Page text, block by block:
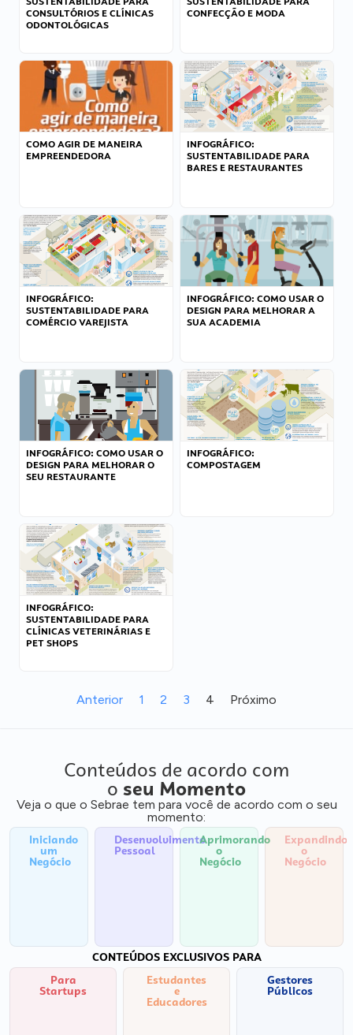
CONSULTÓRIOS E CLÍNICAS
ODONTOLÓGICAS
CONFECÇÃO E MODA
COMO AGIR DE MANEIRA
EMPREENDEDORA
INFOGRÁFICO:
SUSTENTABILIDADE PARA
BARES E RESTAURANTES
INFOGRÁFICO:
SUSTENTABILIDADE PARA
COMÉRCIO VAREJISTA
INFOGRÁFICO: COMO USAR O
DESIGN PARA MELHORAR A
SUA ACADEMIA
INFOGRÁFICO: COMO USAR O
DESIGN PARA MELHORAR O
SEU RESTAURANTE
INFOGRÁFICO:
COMPOSTAGEM
INFOGRÁFICO:
SUSTENTABILIDADE PARA
CLÍNICAS VETERINÁRIAS E
PET SHOPS
Anterior 1 2 3 4 Próximo
Conteúdos de acordo com
o seu Momento
Veja o que o Sebrae tem para você de acordo com o seu
momento:
Iniciando
um
Negócio
Desenvolvimento
Pessoal
Aprimorando
o
Negócio
Expandindo
o
Negócio
CONTEÚDOS EXCLUSIVOS PARA
Para
Startups
Estudantes
e
Educadores
Gestores
Públicos